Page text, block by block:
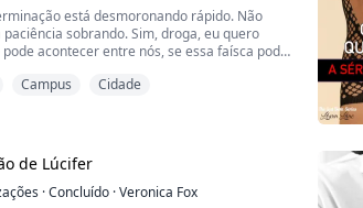
está desmoronando rápido. Não
sobrando. Sim, droga, eu quero
acontecer entre nós, se essa faísca pode
Campus Cidade
de Lúcifer
·Concluído ·Veronica Fox